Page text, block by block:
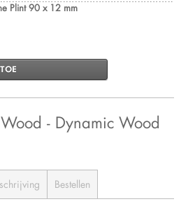
Plint 90 x 12 mm
- Dynamic Wood
Bestellen